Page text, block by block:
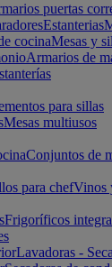
puertas
Estanterias
cocinaMesas y
Armarios de
para sillas
Mesas multiusos
Conjuntos de
para chefVinos
Frigoríficos
Lavadoras -